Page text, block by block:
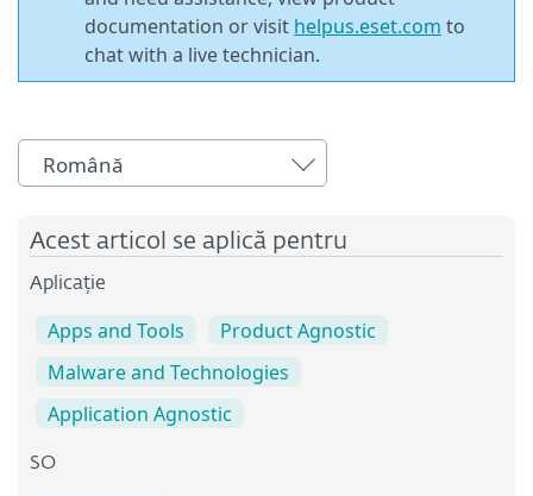
documentation or visit helpus.eset.com to
chat with a live technician.
Română
Acest articol se aplică pentru
Aplicație
Apps and Tools
Product Agnostic
Malware and Technologies
Application Agnostic
SO